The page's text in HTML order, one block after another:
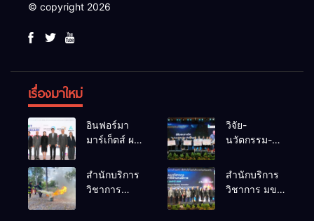
© copyright 2026
เรื่องมาใหม่
อินฟอร์มา
มาร์เก็ตส์ ผนึก
ธุรกิจท่อง
เที่ยว-บริการ
วิจัย-
นวัตกรรม-
คือโอกาสใหม่
ของคนพิการ
สำนักบริการ
วิชาการ
สำนักบริการ
วิชาการ มข.